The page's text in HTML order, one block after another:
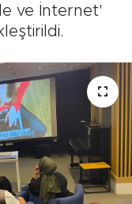
ve İnternet'